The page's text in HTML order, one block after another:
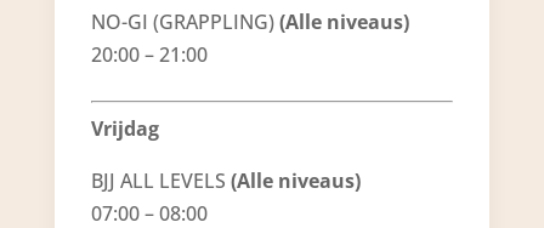
NO-GI (GRAPPLING)(Alle niveaus)
20:00 – 21:00
Vrijdag
BJJ ALL LEVELS (Alle niveaus)
07:00 – 08:00